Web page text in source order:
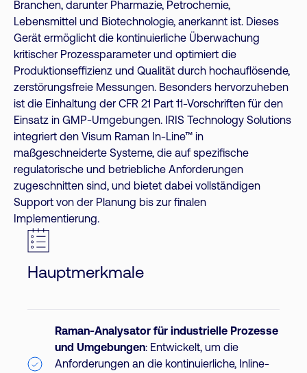
Branchen, darunter Pharmazie, Petrochemie,
Lebensmittel und Biotechnologie, anerkannt ist. Dieses
Gerät ermöglicht die kontinuierliche Überwachung
kritischer Prozessparameter und optimiert die
Produktionseffizienz und Qualität durch hochauflösende,
zerstörungsfreie Messungen. Besonders hervorzuheben
ist die Einhaltung der CFR 21 Part 11-Vorschriften für den
Einsatz in GMP-Umgebungen. IRIS Technology Solutions
integriert den Visum Raman In-Line™ in
maßgeschneiderte Systeme, die auf spezifische
regulatorische und betriebliche Anforderungen
zugeschnitten sind, und bietet dabei vollständigen
Support von der Planung bis zur finalen
Implementierung.
Hauptmerkmale
Raman-Analysator für industrielle Prozesse
und Umgebungen: Entwickelt, um die
Anforderungen an die kontinuierliche, Inline-